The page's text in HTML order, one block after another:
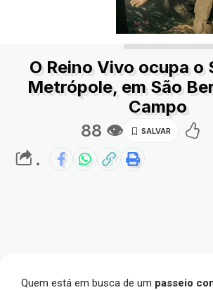
O Reino Vivo ocupa o
Metrópole, em São
Campo
88 👁
.
Quem está em busca de um passeio